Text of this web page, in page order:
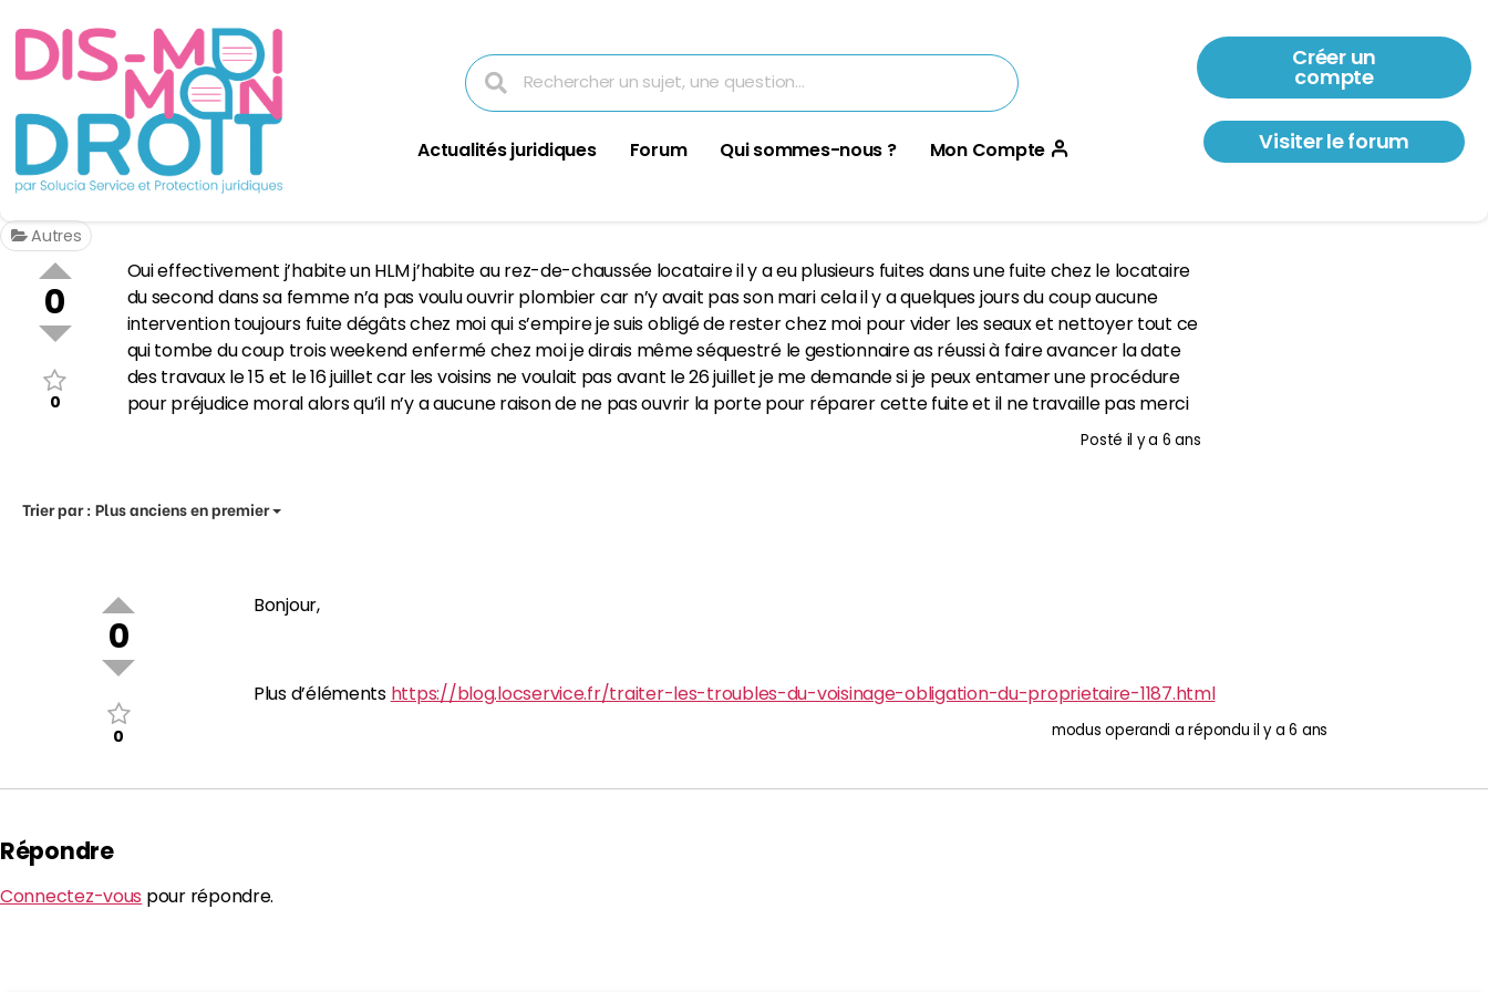
Actualités juridiques Forum Qui sommes-nous ? Mon Compte
Créer un
compte
Visiter le forum
Autres
0
0
Oui effectivement j’habite un HLM j’habite au rez-de-chaussée locataire il y a eu plusieurs fuites dans une fuite chez le locataire
du second dans sa femme n’a pas voulu ouvrir plombier car n’y avait pas son mari cela il y a quelques jours du coup aucune
intervention toujours fuite dégâts chez moi qui s’empire je suis obligé de rester chez moi pour vider les seaux et nettoyer tout ce
qui tombe du coup trois weekend enfermé chez moi je dirais même séquestré le gestionnaire as réussi à faire avancer la date
des travaux le 15 et le 16 juillet car les voisins ne voulait pas avant le 26 juillet je me demande si je peux entamer une procédure
pour préjudice moral alors qu’il n’y a aucune raison de ne pas ouvrir la porte pour réparer cette fuite et il ne travaille pas merci
Posté il y a 6 ans
Trier par :Plus anciens en premier
0
0
Bonjour,
Plus d’éléments https://blog.locservice.fr/traiter-les-troubles-du-voisinage-obligation-du-proprietaire-1187.html
modus operandi a réponduil y a 6 ans
Répondre
Connectez-vous pour répondre.